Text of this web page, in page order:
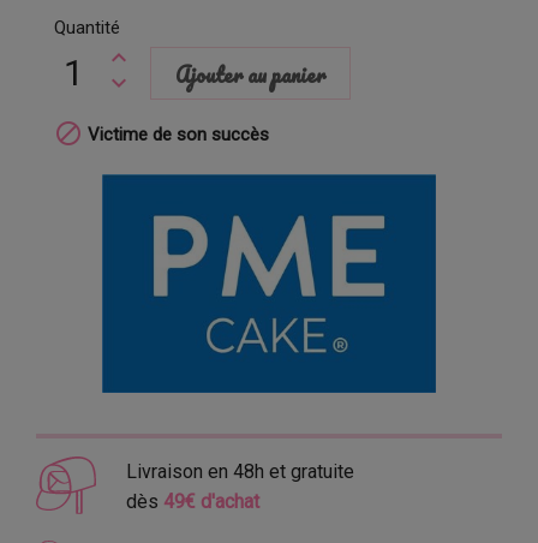
Quantité
Ajouter au panier
 Victime de son succès
Livraison en 48h et gratuite
dès 49€ d'achat